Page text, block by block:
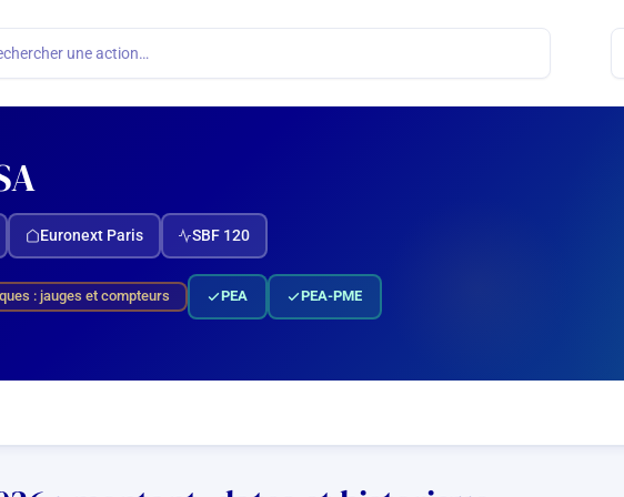
une action…
Euronext Paris SBF 120
: jauges et compteurs PEA PEA-PME